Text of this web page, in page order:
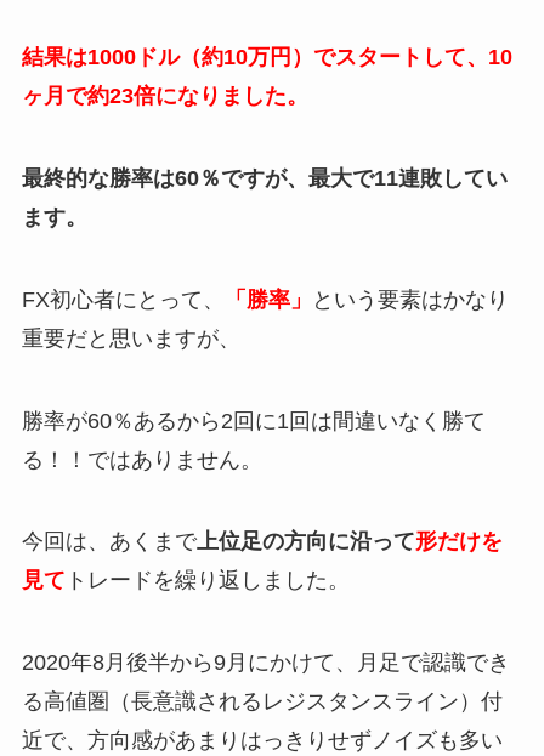
結果は1000ドル（約10万円）でスタートして、10
ヶ月で約23倍になりました。
最終的な勝率は60％ですが、最大で11連敗してい
ます。
FX初心者にとって、 「勝率」
という要素はかなり
重要だと思いますが、
勝率が60％あるから2回に1回は間違いなく勝て
る！！ではありません。
今回は、あくまで上位足の方向に沿って形だけを
見て トレードを繰り返しました。
2020年8月後半から9月にかけて、月足で認識でき
る高値圏（長意識されるレジスタンスライン）付
近で、方向感があまりはっきりせずノイズも多い